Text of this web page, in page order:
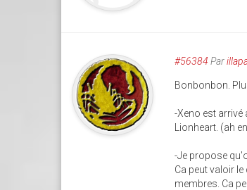
#56384 Par
Bonbonbon.
-Xeno est
Lionheart. (ah
-Je propose
Ca peut valoir
membres. Ca